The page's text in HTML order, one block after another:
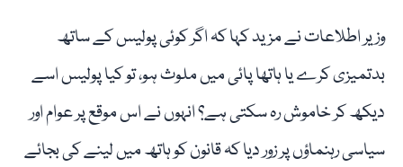
وزیر اطلاعات نے مزید کہا کہ اگر کوئی پولیس کے ساتھ
بدتمیزی کرے یا ہاتھا پائی میں ملوث ہو، تو کیا پولیس اسے
دیکھ کر خاموش رہ سکتی ہے؟ انہوں نے اس موقع پر عوام اور
سیاسی رہنماؤں پر زور دیا کہ قانون کو ہاتھ میں لینے کی بجائے